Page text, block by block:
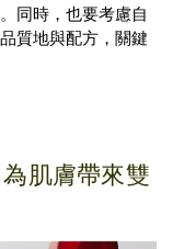
同時，也要考慮自
質地與配方，關鍵
肌膚帶來雙